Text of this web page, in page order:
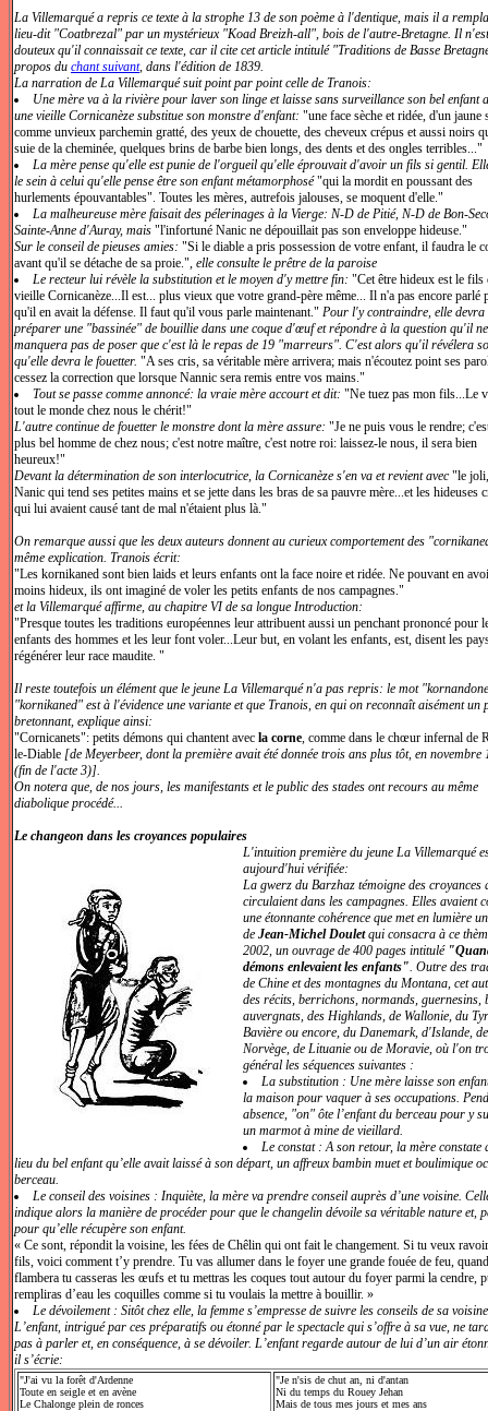
La Villemarqué a repris ce texte à la strophe 13 de son poème à l'dentique, mais il a
lieu-dit "Coatbrezal" par un mystérieux "Koad Breizh-all", bois de l'autre-Bretagne. Il
douteux qu'il connaissait ce texte, car il cite cet article intitulé "Traditions de Basse
propos du chant suivant, dans l'édition de 1839.
La narration de La Villemarqué suit point par point celle de Tranois:
Une mère va à la rivière pour laver son linge et laisse sans surveillance son bel enfant
une vieille Cornicanèze substitue son monstre d'enfant: "une face sèche et ridée, d'un jaune
comme unvieux parchemin gratté, des yeux de chouette, des cheveux crépus et aussi noirs
suie de la cheminée, quelques brins de barbe bien longs, des dents et des ongles terribles..."
La mère pense qu'elle est punie de l'orgueil qu'elle éprouvait d'avoir un fils si gentil.
le sein à celui qu'elle pense être son enfant métamorphosé"qui la mordit en poussant des
hurlements épouvantables". Toutes les mères, autrefois jalouses, se moquent d'elle."
La malheureuse mère faisait des pélerinages à la Vierge: N-D de Pitié, N-D de Bon-
Sainte-Anne d'Auray, mais "l'infortuné Nanic ne dépouillait pas son enveloppe hideuse."
Sur le conseil de pieuses amies: "Si le diable a pris possession de votre enfant, il faudra le
avant qu'il se détache de sa proie.", elle consulte le prêtre de la paroise
Le recteur lui révèle la substitution et le moyen d'y mettre fin: "Cet être hideux est le fils
vieille Cornicanèze...Il est... plus vieux que votre grand-père même... Il n'a pas encore parlé
qu'il en avait la défense. Il faut qu'il vous parle maintenant." Pour l'y contraindre, elle devra
préparer une "bassinée" de bouillie dans une coque d'œuf et répondre à la question qu'il ne
manquera pas de poser que c'est là le repas de 19 "marreurs". C'est alors qu'il révélera
qu'elle devra le fouetter. "A ses cris, sa véritable mère arrivera; mais n'écoutez point ses
cessez la correction que lorsque Nannic sera remis entre vos mains."
Tout se passe comme annoncé: la vraie mère accourt et dit: "Ne tuez pas mon fils...Le
tout le monde chez nous le chérit!"
L'autre continue de fouetter le monstre dont la mère assure: "Je ne puis vous le rendre;
plus bel homme de chez nous; c'est notre maître, c'est notre roi: laissez-le nous, il sera bien
heureux!"
Devant la détermination de son interlocutrice, la Cornicanèze s'en va et revient avec"le
Nanic qui tend ses petites mains et se jette dans les bras de sa pauvre mère...et les hideuses
qui lui avaient causé tant de mal n'étaient plus là."
On remarque aussi que les deux auteurs donnent au curieux comportement des
même explication. Tranois écrit:
"Les kornikaned sont bien laids et leurs enfants ont la face noire et ridée. Ne pouvant en
moins hideux, ils ont imaginé de voler les petits enfants de nos campagnes."
et la Villemarqué affirme, au chapitre VI de sa longue Introduction:
"Presque toutes les traditions européennes leur attribuent aussi un penchant prononcé pour
enfants des hommes et les leur font voler...Leur but, en volant les enfants, est, disent les
régénérer leur race maudite. "
Il reste toutefois un élément que le jeune La Villemarqué n'a pas repris: le mot
"kornikaned" est à l'évidence une variante et que Tranois, en qui on reconnaît aisément un
bretonnant, explique ainsi:
"Cornicanets": petits démons qui chantent avec la corne, comme dans le chœur infernal de
le-Diable [de Meyerbeer, dont la première avait été donnée trois ans plus tôt, en novembre
(fin de l'acte 3)].
On notera que, de nos jours, les manifestants et le public des stades ont recours au même
diabolique procédé...
Le changeon dans les croyances populaires
L'intuition première du jeune La Villemarqué
aujourd'hui vérifiée:
La gwerz du Barzhaz témoigne des croyances
circulaient dans les campagnes. Elles avaient
une étonnante cohérence que met en lumière
de Jean-Michel Douletqui consacra à ce
2002, un ouvrage de 400 pages intitulé
démons enlevaient les enfants". Outre des
de Chine et des montagnes du Montana, cet
des récits, berrichons, normands, guernesins,
auvergnats, des Highlands, de Wallonie, du
Bavière ou encore, du Danemark, d'Islande, de
Norvège, de Lituanie ou de Moravie, où l'on
général les séquences suivantes :
La substitution : Une mère laisse son
la maison pour vaquer à ses occupations.
absence, "on" ôte l’enfant du berceau pour y
un marmot à mine de vieillard.
Le constat : A son retour, la mère constate
lieu du bel enfant qu’elle avait laissé à son départ, un affreux bambin muet et boulimique
berceau.
Le conseil des voisines : Inquiète, la mère va prendre conseil auprès d’une voisine.
indique alors la manière de procéder pour que le changelin dévoile sa véritable nature et,
pour qu’elle récupère son enfant.
« Ce sont, répondit la voisine, les fées de Chêlin qui ont fait le changement. Si tu veux
fils, voici comment t’y prendre. Tu vas allumer dans le foyer une grande fouée de feu,
flambera tu casseras les œufs et tu mettras les coques tout autour du foyer parmi la cendre,
rempliras d’eau les coquilles comme si tu voulais la mettre à bouillir. »
Le dévoilement : Sitôt chez elle, la femme s’empresse de suivre les conseils de sa
L’enfant, intrigué par ces préparatifs ou étonné par le spectacle qui s’offre à sa vue, ne
pas à parler et, en conséquence, à se dévoiler. L’enfant regarde autour de lui d’un air
il s’écrie:
"J'ai vu la forêt d'Ardenne
Toute en seigle et en avène
Le Chalonge plein de ronces
"Je n'sis de chut an, ni d'antan
Ni du temps du Rouey Jehan
Mais de tous mes jours et mes ans